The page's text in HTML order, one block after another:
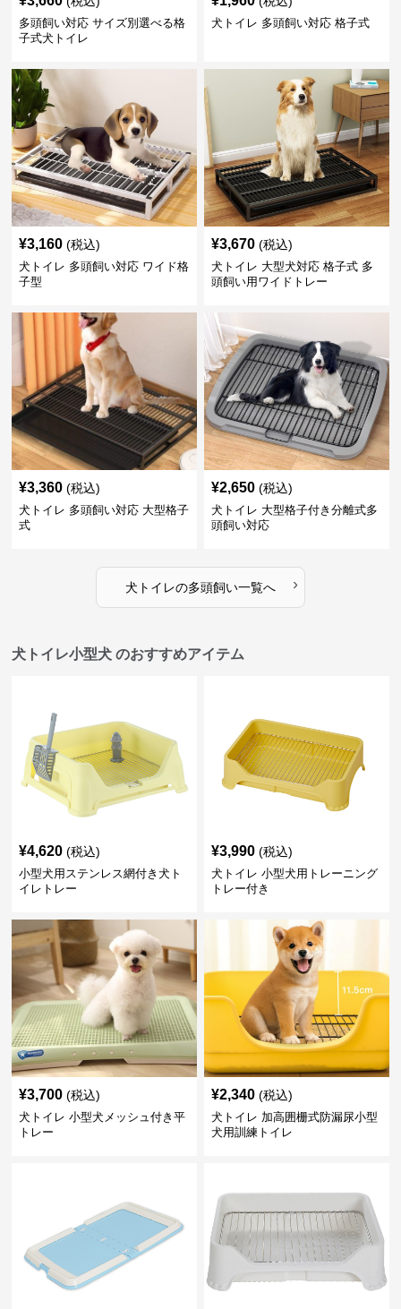
多頭飼い対応 サイズ別選べる格
子式犬トイレ
犬トイレ 多頭飼い対応 格子式
¥3,160 (税込)
犬トイレ 多頭飼い対応 ワイド格
子型
¥3,670 (税込)
犬トイレ 大型犬対応 格子式 多
頭飼い用ワイドトレー
¥3,360 (税込)
犬トイレ 多頭飼い対応 大型格子
式
¥2,650 (税込)
犬トイレ 大型格子付き分離式多
頭飼い対応
犬トイレの多頭飼い一覧へ ›
犬トイレ小型犬 のおすすめアイテム
¥4,620 (税込)
小型犬用ステンレス網付き犬ト
イレトレー
¥3,990 (税込)
犬トイレ 小型犬用トレーニング
トレー付き
¥3,700 (税込)
犬トイレ 小型犬メッシュ付き平
トレー
¥2,340 (税込)
犬トイレ 加高囲栅式防漏尿小型
犬用訓練トイレ